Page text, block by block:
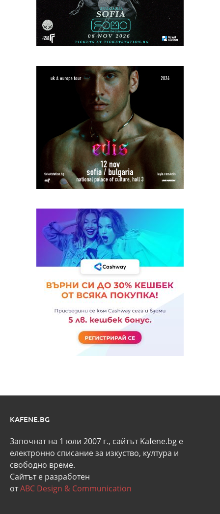
KAFENE.BG
Започнат на 1 юли 2007 г., сайтът Kafene.bg e
eлектронно списание за изкуство, култура и
свободно време.
Сайтът е разработен
отABC Design & Communication